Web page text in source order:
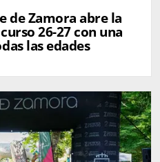
de Zamora abre la
26-27 con una
las edades